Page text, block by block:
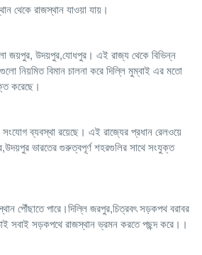
থেকে রাজস্থান যাওয়া যায়।
হলো জয়পুর, উদয়পুর,যোধপুর। এই রাজ্য থেকে বিভিন্ন
গুলো নিয়মিত বিমান চালনা করে দিল্লি মুম্বাই এর মতো
করেছে।
ব্যবস্থা রয়েছে। এই রাজ্যের প্রধান রেলওয়ে
ভারতের গুরুত্বপূর্ণ শহরগুলির সাথে সংযুক্ত
পৌঁছাতে পারে।দিল্লি জরপুর,চিত্রবৎ সড়কপথ বরাবর
সবাই সড়কপথে রাজস্থান ভ্রমন করতে পছন্দ করে।।